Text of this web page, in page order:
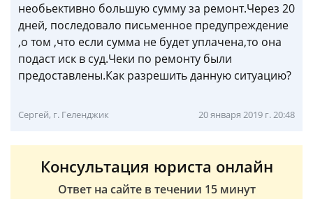
необьективно большую сумму за ремонт.Через 20
дней, последовало письменное предупреждение
,о том ,что если сумма не будет уплачена,то она
подаст иск в суд.Чеки по ремонту были
предоставлены.Как разрешить данную ситуацию?
Сергей, г. Геленджик 20 января 2019 г. 20:48
Консультация юриста онлайн
Ответ на сайте в течении 15 минут